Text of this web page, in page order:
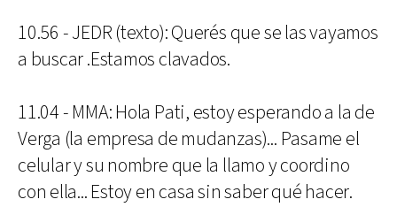
10.56 - JEDR (texto): Querés que se las vayamos
a buscar .Estamos clavados.
11.04 - MMA: Hola Pati, estoy esperando a la de
Verga (la empresa de mudanzas)... Pasame el
celular y su nombre que la llamo y coordino
con ella... Estoy en casa sin saber qué hacer.